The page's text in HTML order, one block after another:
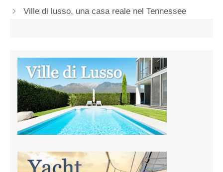
Ville di lusso, una casa reale nel Tennessee